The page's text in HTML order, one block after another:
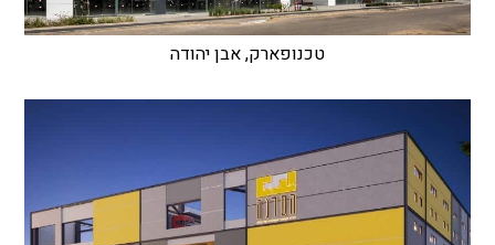
טכנופארק, אבן יהודה